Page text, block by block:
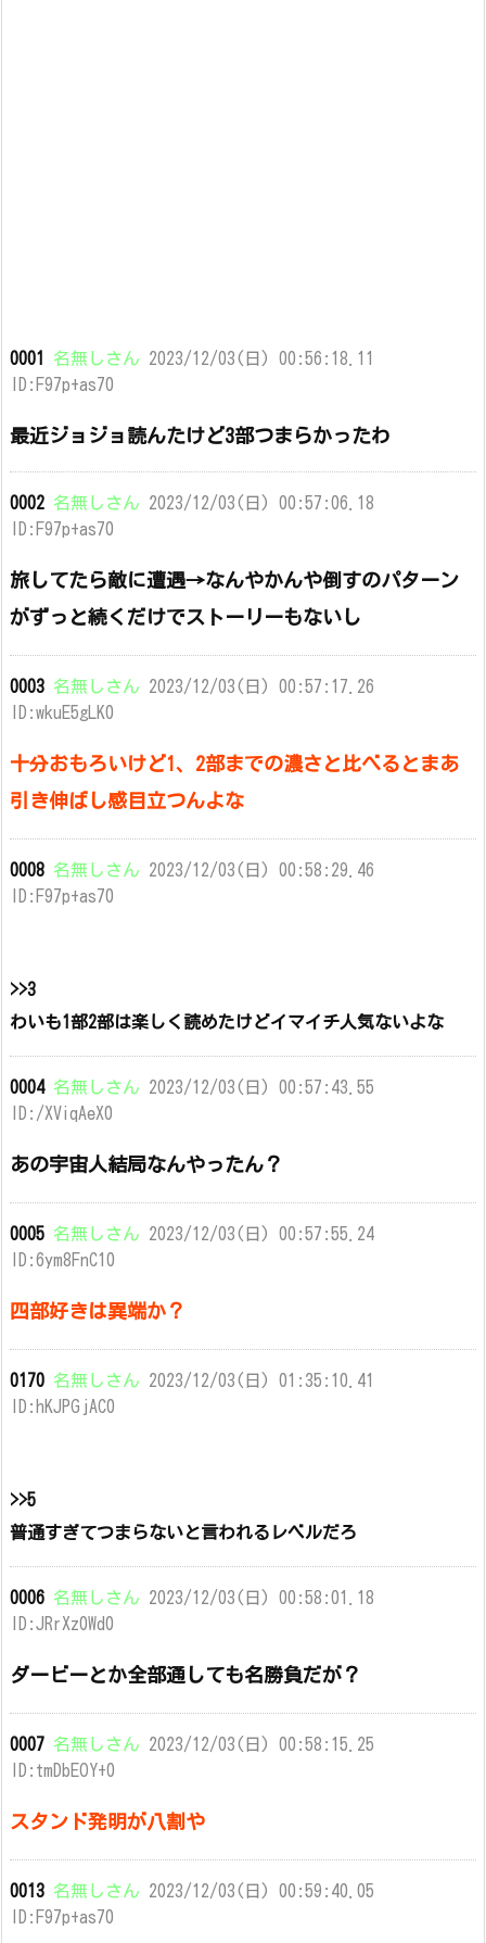
0001 名無しさん 2023/12/03(日) 00:56:18.11
ID:F97p+as70
最近ジョジョ読んたけど3部つまらかったわ
0002 名無しさん 2023/12/03(日) 00:57:06.18
ID:F97p+as70
旅してたら敵に遭遇→なんやかんや倒すのパターン
がずっと続くだけでストーリーもないし
0003 名無しさん 2023/12/03(日) 00:57:17.26
ID:wkuE5gLK0
十分おもろいけど1、2部までの濃さと比べるとまあ
引き伸ばし感目立つんよな
0008 名無しさん 2023/12/03(日) 00:58:29.46
ID:F97p+as70
>>3
わいも1部2部は楽しく読めたけどイマイチ人気ないよな
0004 名無しさん 2023/12/03(日) 00:57:43.55
ID:/XViqAeX0
あの宇宙人結局なんやったん？
0005 名無しさん 2023/12/03(日) 00:57:55.24
ID:6ym8FnC10
四部好きは異端か？
0170 名無しさん 2023/12/03(日) 01:35:10.41
ID:hKJPGjAC0
>>5
普通すぎてつまらないと言われるレベルだろ
0006 名無しさん 2023/12/03(日) 00:58:01.18
ID:JRrXz0Wd0
ダービーとか全部通しても名勝負だが？
0007 名無しさん 2023/12/03(日) 00:58:15.25
ID:tmDbEOY+0
スタンド発明が八割や
0013 名無しさん 2023/12/03(日) 00:59:40.05
ID:F97p+as70